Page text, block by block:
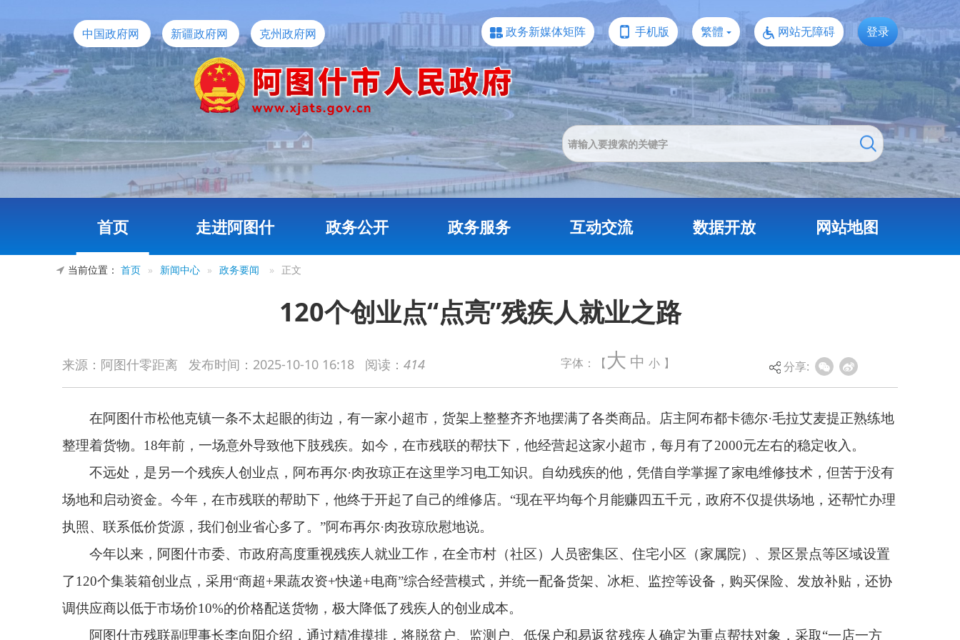
中国政府网 新疆政府网 克州政府网 政务新媒体矩阵 手机版 繁體 网站无障碍 登录
首页 走进阿图什 政务公开 政务服务 互动交流 数据开放 网站地图
当前位置： 首页 » 新闻中心 » 政务要闻 » 正文
120个创业点“点亮”残疾人就业之路
来源：阿图什零距离 发布时间： 2025-10-10 16:18 阅读： 414 字体：【大 中 小 】 分享:
在阿图什市松他克镇一条不太起眼的街边，有一家小超市，货架上整整齐齐地摆满了各类商品。店主阿布都卡德尔·毛拉艾麦提正熟练地
整理着货物。18年前，一场意外导致他下肢残疾。如今，在市残联的帮扶下，他经营起这家小超市，每月有了2000元左右的稳定收入。
场地和启动资金。今年，在市残联的帮助下，他终于开起了自己的维修店。“现在平均每个月能赚四五千元，政府不仅提供场地，还帮忙办理
执照、联系低价货源，我们创业省心多了。”阿布再尔·肉孜琼欣慰地说。
调供应商以低于市场价10%的价格配送货物，极大降低了残疾人的创业成本。
阿图什市残联副理事长李向阳介绍，通过精准摸排，将脱贫户、监测户、低保户和易返贫残疾人确定为重点帮扶对象，采取“一店一方
案”的方式，为每一位创业者量身定制创业计划。同时，联合人社、农业、市监等部门协助办理证照、落实补贴政策、拓展货源渠道，真正实
现“服务到人、帮扶到点”。